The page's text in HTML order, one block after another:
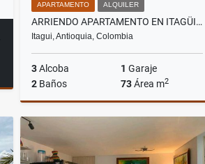
APARTAMENTO ALQUILER
ARRIENDO APARTAMENTO EN ITAGÜI ZONA COLTEJER
Itagui, Antioquia, Colombia
3Alcoba 1 Garaje
2 Baños 73Área m2